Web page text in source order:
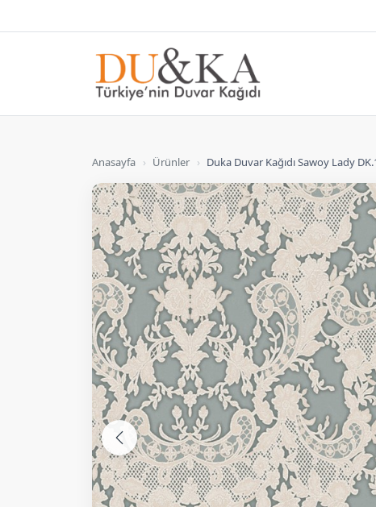
Anasayfa › Ürünler › Duka Duvar Kağıdı Sawoy Lady